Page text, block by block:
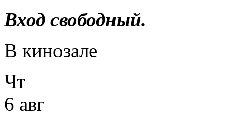
Вход свободный.
В кинозале
Чт
6 авг